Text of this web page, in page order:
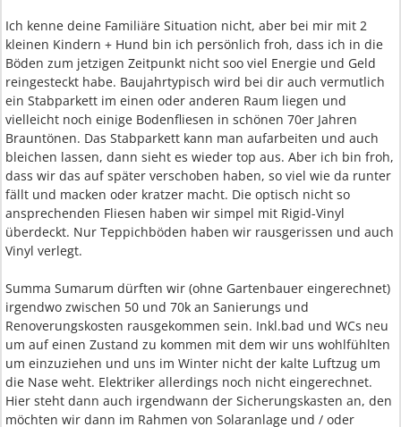
Ich kenne deine Familiäre Situation nicht, aber bei mir mit 2
kleinen Kindern + Hund bin ich persönlich froh, dass ich in die
Böden zum jetzigen Zeitpunkt nicht soo viel Energie und Geld
reingesteckt habe. Baujahrtypisch wird bei dir auch vermutlich
ein Stabparkett im einen oder anderen Raum liegen und
vielleicht noch einige Bodenfliesen in schönen 70er Jahren
Brauntönen. Das Stabparkett kann man aufarbeiten und auch
bleichen lassen, dann sieht es wieder top aus. Aber ich bin froh,
dass wir das auf später verschoben haben, so viel wie da runter
fällt und macken oder kratzer macht. Die optisch nicht so
ansprechenden Fliesen haben wir simpel mit Rigid-Vinyl
überdeckt. Nur Teppichböden haben wir rausgerissen und auch
Vinyl verlegt.
Summa Sumarum dürften wir (ohne Gartenbauer eingerechnet)
irgendwo zwischen 50 und 70k an Sanierungs und
Renoverungskosten rausgekommen sein. Inkl.bad und WCs neu
um auf einen Zustand zu kommen mit dem wir uns wohlfühlten
um einzuziehen und uns im Winter nicht der kalte Luftzug um
die Nase weht. Elektriker allerdings noch nicht eingerechnet.
Hier steht dann auch irgendwann der Sicherungskasten an, den
möchten wir dann im Rahmen von Solaranlage und / oder